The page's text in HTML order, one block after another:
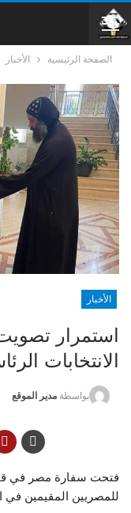
الصفحة الرئيسية الأخبار
الأخبار
استمرار
الانتخابات
بواسطة مدير الموقع
فتحت سفارة مصر في
للمصريين المقيمين في